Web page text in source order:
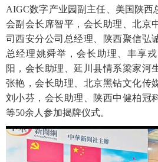
AIGC数字产业园副主任、美国陕西
会副会长席智平，会长助理、北京
司西安分公司总经理、陕西聚信弘
总经理姚舜举，会长助理、丰享
阳，会长助理、延川县情系梁家河
张艳，会长助理、北京黑钻文化传
刘小芬，会长助理、陕西中健柏冠
等50余人参加揭牌仪式。